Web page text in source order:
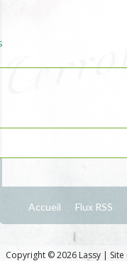
Accueil Flux RSS
Copyright © 2026 Lassy |